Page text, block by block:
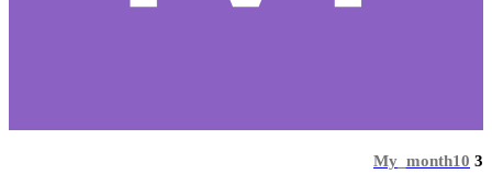
My_month10